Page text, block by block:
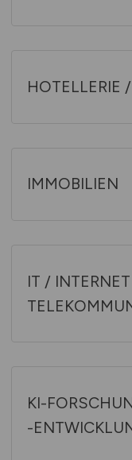
HOTELLERIE
IMMOBILIEN
IT /
KI-
-